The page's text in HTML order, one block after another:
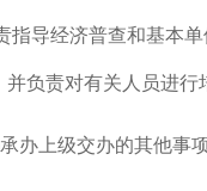
指导经济普查和基本
负责对有关人员进行
办上级交办的其他事项